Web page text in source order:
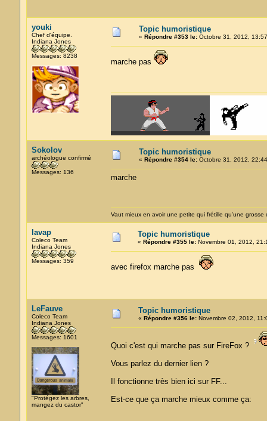
youki
Chef d'équipe.
Indiana Jones
Messages: 8238
Topic humoristique
« Répondre #353 le:Octobre 31, 2012,
marche pas
Sokolov
archéologue confirmé
Messages: 136
Topic humoristique
« Répondre #354 le:Octobre 31, 2012,
marche
Vaut mieux en avoir une petite qui frétille qu'une grosse
lavap
Coleco Team
Indiana Jones
Messages: 359
Topic humoristique
« Répondre #355 le:Novembre 01, 2012,
avec firefox marche pas
LeFauve
Coleco Team
Indiana Jones
Messages: 1601
"Protégez les arbres,
mangez du castor"
Topic humoristique
« Répondre #356 le:Novembre 02, 2012,
Quoi c'est qui marche pas sur FireFox ?
Vous parlez du dernier lien ?
Il fonctionne très bien ici sur FF...
Est-ce que ça marche mieux comme ça: